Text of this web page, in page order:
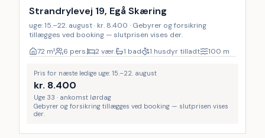
Strandrylevej 19, Egå Skæring
uge: 15.–22. august · kr. 8.400 · Gebyrer og forsikring
tillægges ved booking — slutprisen vises der.
72 m² 6 pers. 2 vær. 1 bad 1 husdyr tilladt 100 m
Pris for næste ledige uge: 15.–22. august
kr. 8.400
Uge 33 · ankomst lørdag
Gebyrer og forsikring tillægges ved booking — slutprisen vises
der.
Inkl. rengøring